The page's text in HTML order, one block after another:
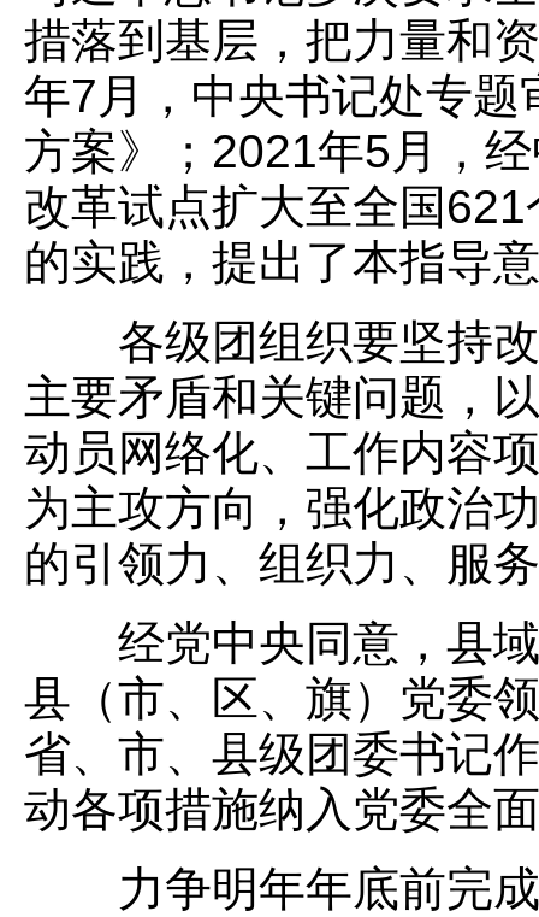
措落到基层，把力量和
年7月，中央书记处专
方案》；2021年5月，
改革试点扩大至全国
的实践，提出了本指导
各级团组织要坚持改
主要矛盾和关键问题，
动员网络化、工作内容
为主攻方向，强化政治
的引领力、组织力、服
经党中央同意，县域
县（市、区、旗）党委
省、市、县级团委书记
动各项措施纳入党委全
力争明年年底前完成